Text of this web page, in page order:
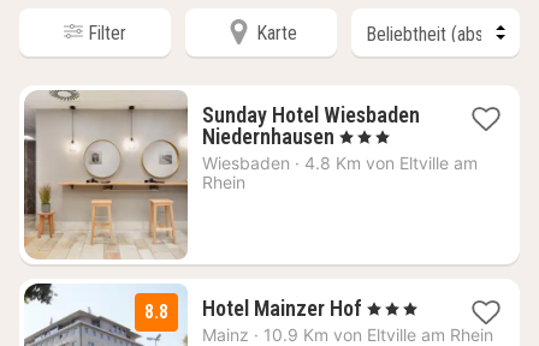
Filter Karte
Sunday Hotel Wiesbaden
Niedernhausen 1
Nacht
, 3 Sterne
Wiesbaden · 4.8 Km von Eltville am
Rhein
8.8 Hotel Mainzer Hof 1
Nacht
, 3 Sterne
Mainz · 10.9 Km von Eltville am Rhein